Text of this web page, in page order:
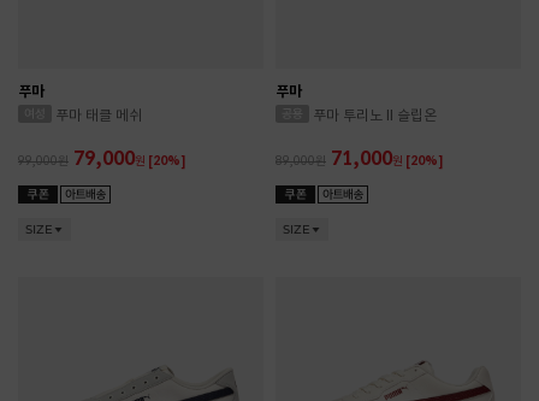
푸마
푸마 태클 메쉬
99,000 79,000원 [20%]
SIZE
푸마
푸마 투리노 II 슬립온
89,000 71,000원 [20%]
SIZE